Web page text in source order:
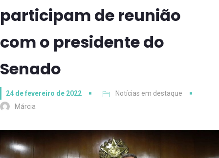
participam de reunião
com o presidente do
Senado
24 de fevereiro de 2022
Notícias em destaque
Márcia